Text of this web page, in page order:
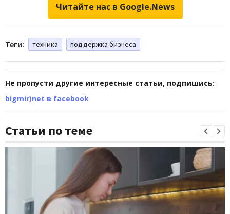
Читайте нас в Google.News
Теги: техника поддержка бизнеса
Не пропусти другие интересные статьи, подпишись:
bigmir)net в facebook
Статьи по теме